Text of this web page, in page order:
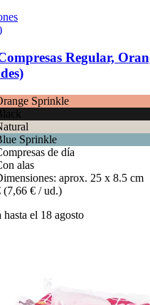
Regular,
Sprinkle
Sprinkle
de día
alas
aprox. 25 x 8.5 cm
(7,66 € / ud.)
hasta el 18 agosto